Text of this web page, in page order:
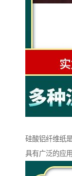
硅酸铝纤维纸
具有广泛的应